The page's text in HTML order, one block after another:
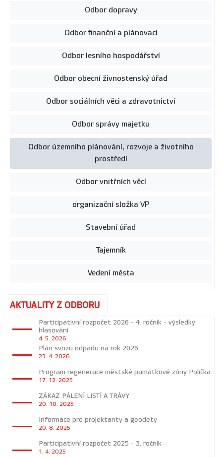
Odbor dopravy
Odbor finanční a plánovací
Odbor lesního hospodářství
Odbor obecní živnostenský úřad
Odbor sociálních věci a zdravotnictví
Odbor správy majetku
Odbor územního plánování, rozvoje a životního
prostředí
Odbor vnitřních věcí
organizační složka VP
Stavební úřad
Tajemník
Vedení města
AKTUALITY Z ODBORU
Participativní rozpočet 2026 - 4. ročník - výsledky
hlasování
4. 5. 2026
Plán svozu odpadu na rok 2026
23. 4. 2026
Program regenerace městské památkové zóny Polička
17. 12. 2025
ZÁKAZ PÁLENÍ LISTÍ A TRÁVY
20. 10. 2025
Informace pro projektanty a geodety
20. 8. 2025
Participativní rozpočet 2025 - 3. ročník
1. 4. 2025